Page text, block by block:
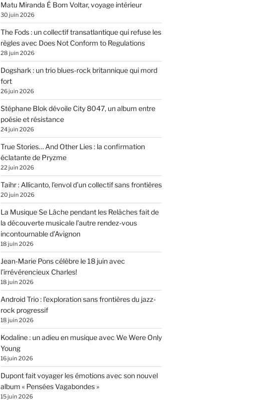
Matu Miranda É Bom Voltar, voyage intérieur
30 juin 2026
The Fods : un collectif transatlantique qui refuse les
règles avec Does Not Conform to Regulations
28 juin 2026
Dogshark : un trio blues-rock britannique qui mord
fort
26 juin 2026
Stéphane Blok dévoile City 8047, un album entre
poésie et résistance
24 juin 2026
True Stories… And Other Lies : la confirmation
éclatante de Pryzme
22 juin 2026
Taihr : Allicanto, l’envol d’un collectif sans frontières
20 juin 2026
La Musique Se Lâche pendant les Relâches fait de
la découverte musicale l’autre rendez-vous
incontournable d’Avignon
18 juin 2026
Jean-Marie Pons célèbre le 18 juin avec
l’irrévérencieux Charles!
18 juin 2026
Android Trio : l’exploration sans frontières du jazz-
rock progressif
18 juin 2026
Kodaline : un adieu en musique avec We Were Only
Young
16 juin 2026
Dupont fait voyager les émotions avec son nouvel
album « Pensées Vagabondes »
15 juin 2026